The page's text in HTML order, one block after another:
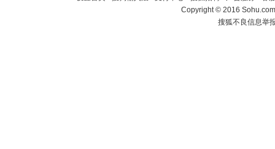
Copyright©2016
搜狐不良信息举